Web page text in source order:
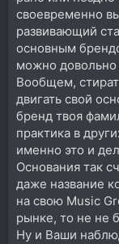
своевременно
развивающий
основным
можно довольно
Вообщем,
двигать свой
бренд твоя
практика в
именно это и
Основания так
даже название
на свою Music
рынке, то не не
Ну и Ваши